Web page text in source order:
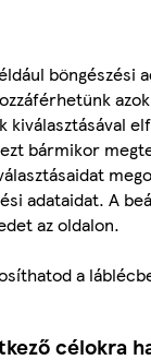
böngészési
kiválasztásával
bármikor
adataidat. A
az oldalon.
a
célokra